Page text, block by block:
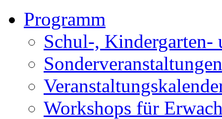
Programm
Schul-, Kindergarten-
Sonderveranstaltungen
Workshops für